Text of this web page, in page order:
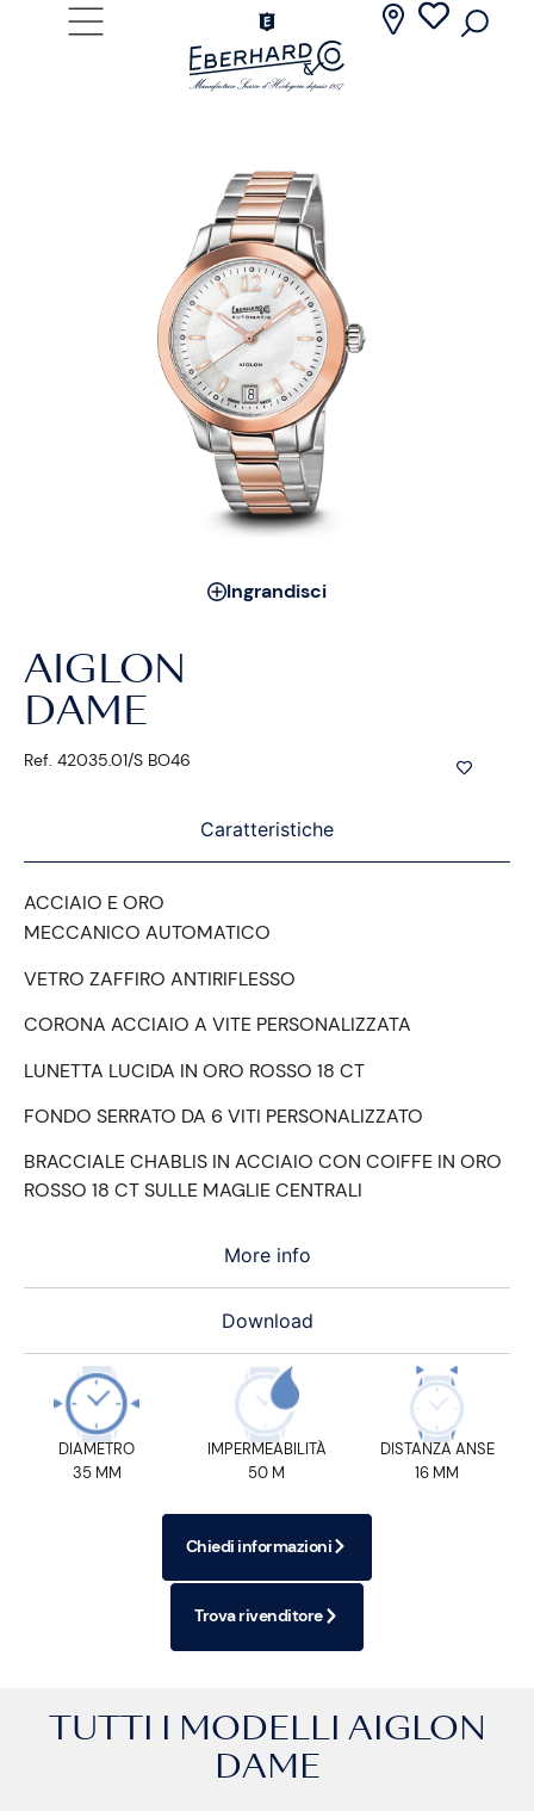
Ingrandisci
AIGLON
DAME
Ref. 42035.01/S BO46
Caratteristiche
More info
Download
ACCIAIO E ORO
MECCANICO AUTOMATICO
VETRO ZAFFIRO ANTIRIFLESSO
CORONA ACCIAIO A VITE PERSONALIZZATA
LUNETTA LUCIDA IN ORO ROSSO 18 CT
FONDO SERRATO DA 6 VITI PERSONALIZZATO
BRACCIALE CHABLIS IN ACCIAIO CON COIFFE IN ORO
ROSSO 18 CT SULLE MAGLIE CENTRALI
DIAMETRO
35 MM
IMPERMEABILITÀ
50 M
DISTANZA ANSE
16 MM
Chiedi informazioni
Trova rivenditore
TUTTI I MODELLI AIGLON
DAME